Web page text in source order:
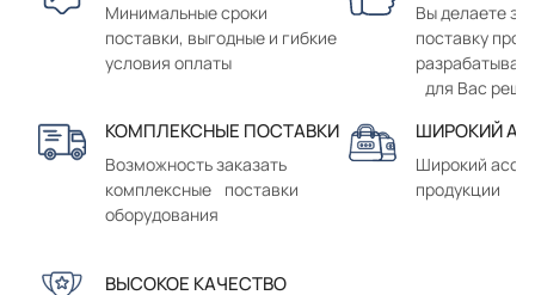
Минимальные сроки
поставки, выгодные и гибкие
условия оплаты
Вы делаете
поставку
для Вас
КОМПЛЕКСНЫЕ ПОСТАВКИ
Возможность заказать
комплексные поставки
оборудования
ШИРОКИЙ
Широкий
продукции
ВЫСОКОЕ КАЧЕСТВО